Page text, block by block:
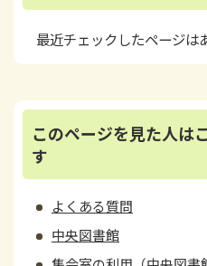
最近チェックしたページは
このページを見た人は
す
よくある質問
中央図書館